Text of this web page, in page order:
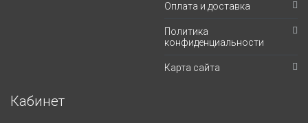
Оплата и доставка
Политика
конфиденциальности
Карта сайта
Кабинет